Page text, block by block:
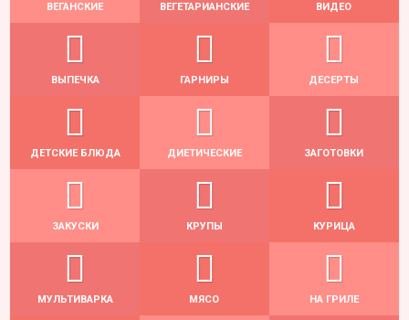
ВЕГАНСКИЕ ВЕГЕТАРИАНСКИЕ ВИДЕО
ВЫПЕЧКА ГАРНИРЫ ДЕСЕРТЫ
ДЕТСКИЕ БЛЮДА ДИЕТИЧЕСКИЕ ЗАГОТОВКИ
ЗАКУСКИ КРУПЫ КУРИЦА
МУЛЬТИВАРКА МЯСО НА ГРИЛЕ